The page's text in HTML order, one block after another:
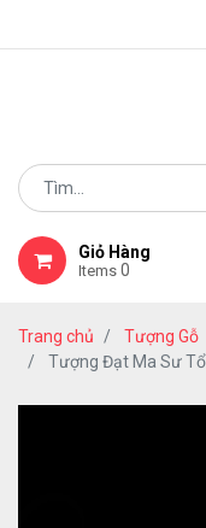
Giỏ Hàng
Items 0
Trang chủ Tượng Gỗ
Tượng Đạt Ma Sư